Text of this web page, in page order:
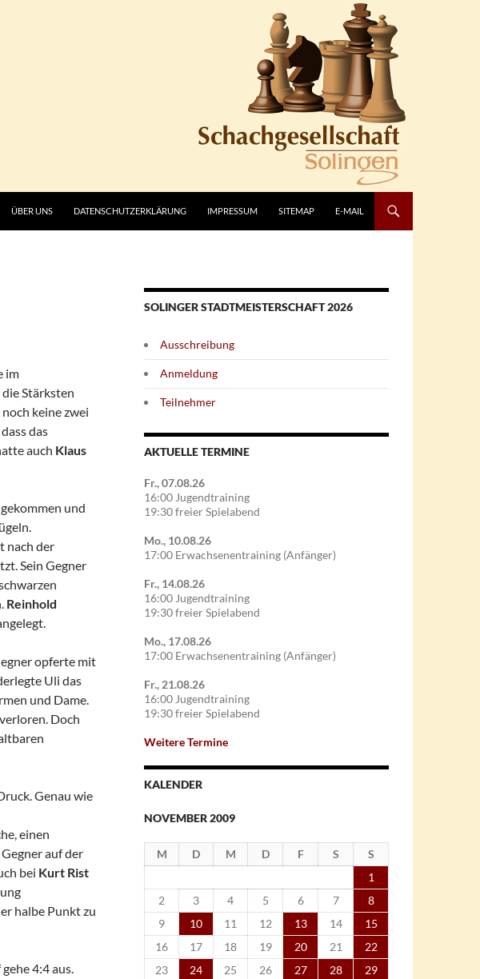
ÜBER UNS DATENSCHUTZERKLÄRUNG IMPRESSUM SITEMAP E-MAIL
im
Stärksten
keine zwei
das
auch Klaus
und
nach der
Sein Gegner
Reinhold
opferte mit
Uli das
und Dame.
Doch
Genau wie
einen
auf der
bei Kurt Rist
halbe Punkt zu
4:4 aus.
SOLINGER STADTMEISTERSCHAFT 2026
Ausschreibung
Anmeldung
Teilnehmer
AKTUELLE TERMINE
Fr., 07.08.26
16:00 Jugendtraining
19:30 freier Spielabend
Mo., 10.08.26
17:00 Erwachsenentraining (Anfänger)
Fr., 14.08.26
16:00 Jugendtraining
19:30 freier Spielabend
Mo., 17.08.26
17:00 Erwachsenentraining (Anfänger)
Fr., 21.08.26
16:00 Jugendtraining
19:30 freier Spielabend
Weitere Termine
KALENDER
NOVEMBER 2009
M D M D F S
S
1
2
3 4 5 6 7
8
9
10 11 12 13 14
15
16
17 18 19 20 21
22
23
24 25 26 27 28
29